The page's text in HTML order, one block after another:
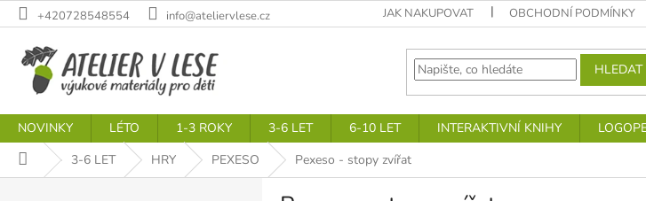
Přejít
na
+420728548554 info@ateliervlese.cz JAK NAKUPOVAT OBCHODNÍ PODMÍNKY
HLEDAT
NOVINKY LÉTO 1-3 ROKY 3-6 LET 6-10 LET INTERAKTIVNÍ KNIHY
Domů 3-6 LET HRY PEXESO Pexeso - stopy zvířat